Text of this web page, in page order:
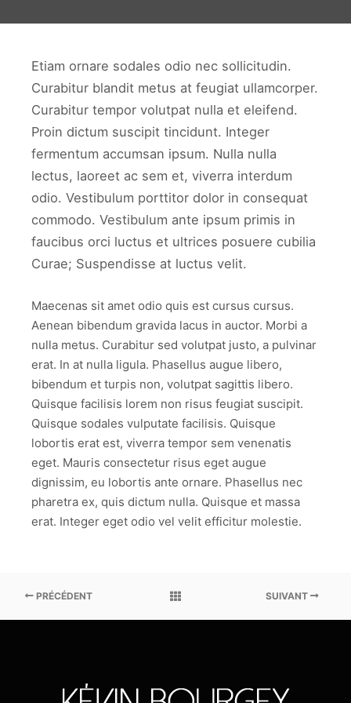
Etiam ornare sodales odio nec sollicitudin.
Curabitur blandit metus at feugiat ullamcorper.
Curabitur tempor volutpat nulla et eleifend.
Proin dictum suscipit tincidunt. Integer
fermentum accumsan ipsum. Nulla nulla
lectus, laoreet ac sem et, viverra interdum
odio. Vestibulum porttitor dolor in consequat
commodo. Vestibulum ante ipsum primis in
faucibus orci luctus et ultrices posuere cubilia
Curae; Suspendisse at luctus velit.
Maecenas sit amet odio quis est cursus cursus.
Aenean bibendum gravida lacus in auctor. Morbi a
nulla metus. Curabitur sed volutpat justo, a pulvinar
erat. In at nulla ligula. Phasellus augue libero,
bibendum et turpis non, volutpat sagittis libero.
Quisque facilisis lorem non risus feugiat suscipit.
Quisque sodales vulputate facilisis. Quisque
lobortis erat est, viverra tempor sem venenatis
eget. Mauris consectetur risus eget augue
dignissim, eu lobortis ante ornare. Phasellus nec
pharetra ex, quis dictum nulla. Quisque et massa
erat. Integer eget odio vel velit efficitur molestie.
PRÉCÉDENT SUIVANT